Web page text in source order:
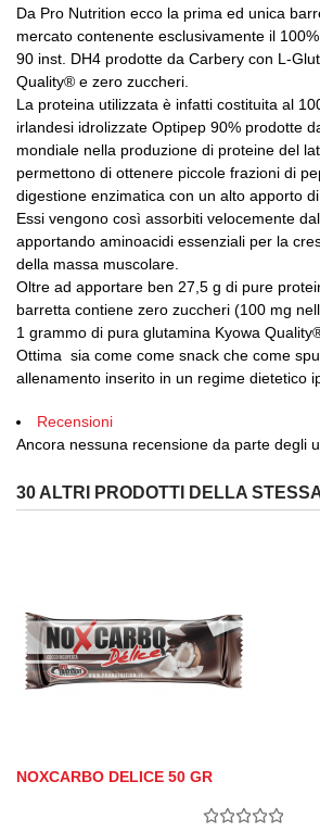
Da Pro Nutrition ecco la prima ed unica
mercato contenente esclusivamente il
90 inst. DH4 prodotte da Carbery con L-
Quality® e zero zuccheri.
La proteina utilizzata è infatti costituita al
irlandesi idrolizzate Optipep 90% prodotte
mondiale nella produzione di proteine del
permettono di ottenere piccole frazioni di
digestione enzimatica con un alto apporto
Essi vengono così assorbiti velocemente
apportando aminoacidi essenziali per la
della massa muscolare.
Oltre ad apportare ben 27,5 g di pure
barretta contiene zero zuccheri (100 mg
1 grammo di pura glutamina Kyowa
Ottima sia come come snack che come
allenamento inserito in un regime dietetico
Recensioni
Ancora nessuna recensione da parte degli
30 ALTRI PRODOTTI DELLA
NOXCARBO DELICE 50 GR